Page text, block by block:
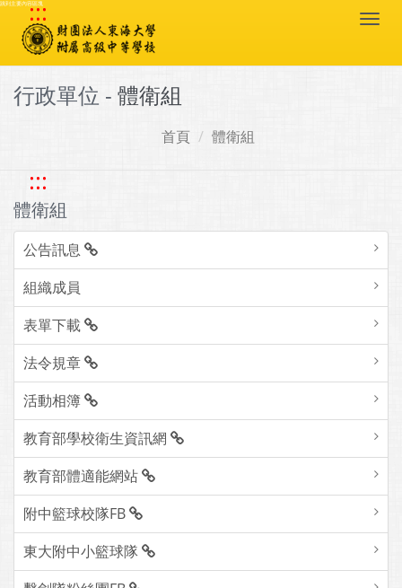
跳到主要內容區塊
:::
行政單位 - 體衛組
首頁 體衛組
:::
體衛組
公告訊息
組織成員
表單下載
法令規章
活動相簿
教育部學校衛生資訊網
教育部體適能網站
附中籃球校隊FB
東大附中小籃球隊